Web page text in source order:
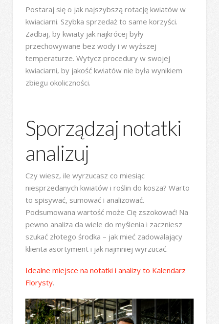
Postaraj się o jak najszybszą rotację kwiatów w
kwiaciarni. Szybka sprzedaż to same korzyści.
Zadbaj, by kwiaty jak najkrócej były
przechowywane bez wody i w wyższej
temperaturze. Wytycz procedury w swojej
kwiaciarni, by jakość kwiatów nie była wynikiem
zbiegu okoliczności.
Sporządzaj notatki
analizuj
Czy wiesz, ile wyrzucasz co miesiąc
niesprzedanych kwiatów i roślin do kosza? Warto
to spisywać, sumować i analizować.
Podsumowana wartość może Cię zszokować! Na
pewno analiza da wiele do myślenia i zaczniesz
szukać złotego środka – jak mieć zadowalający
klienta asortyment i jak najmniej wyrzucać.
Idealne miejsce na notatki i analizy to Kalendarz
Florysty.